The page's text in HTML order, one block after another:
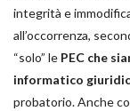
integrità e
all’occorrenza,
“solo” le PEC che
informatico
probatorio. Anche